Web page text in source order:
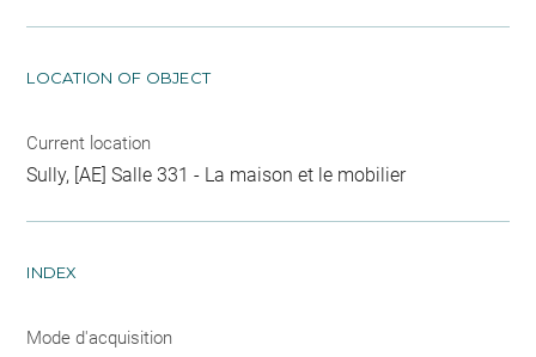
LOCATION OF OBJECT
Current location
Sully, [AE] Salle 331 - La maison et le mobilier
INDEX
Mode d'acquisition